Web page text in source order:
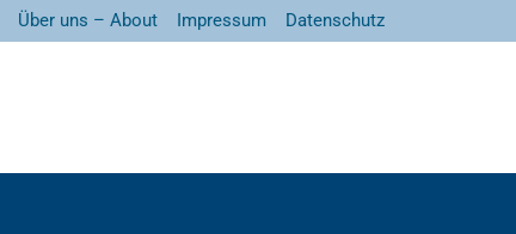
Über uns – About Impressum Datenschutz